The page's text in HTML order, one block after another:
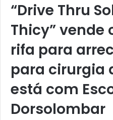
“Drive Thru
Thicy” vende
rifa para
para cirurgia
está com
Dorsolombar